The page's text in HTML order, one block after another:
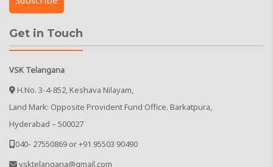
Get in Touch
VSK Telangana
H.No. 3-4-852, Keshava Nilayam,
Land Mark: Opposite Provident Fund Office. Barkatpura,
Hyderabad – 500027
040- 27550869 or +91 95503 90490
vsktelangana@gmail.com